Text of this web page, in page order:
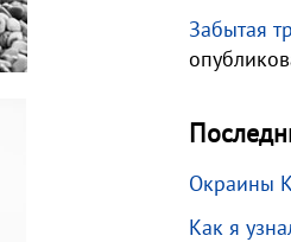
Забытая
Окраины
Как я